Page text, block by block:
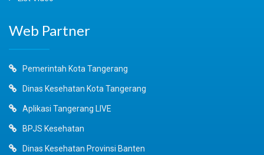
Web Partner
Pemerintah Kota Tangerang
Dinas Kesehatan Kota Tangerang
Aplikasi Tangerang LIVE
BPJS Kesehatan
Dinas Kesehatan Provinsi Banten